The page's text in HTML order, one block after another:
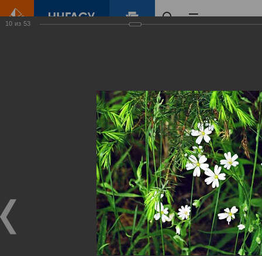
Виртуальные
выставки
(фотоальбомы)
10 из 53